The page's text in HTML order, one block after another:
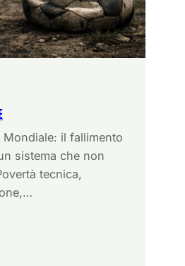
il fallimento
sistema che non
tecnica,